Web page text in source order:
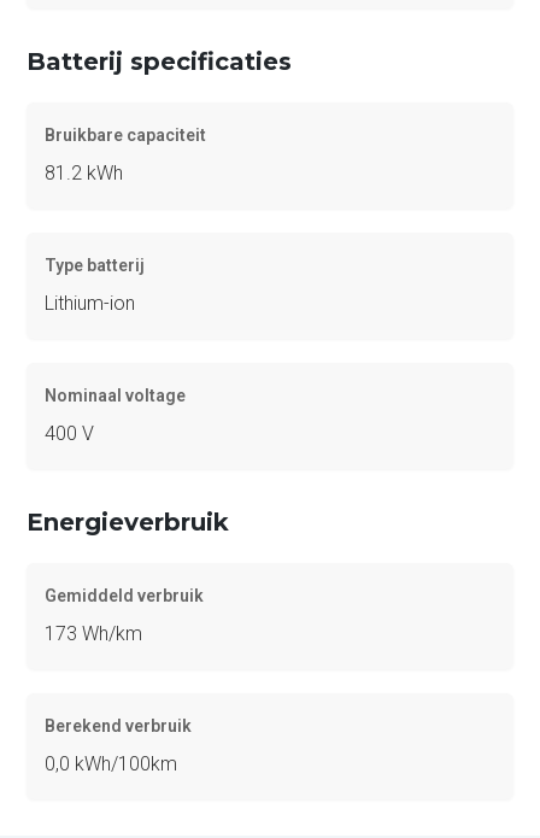
Batterij specificaties
Bruikbare capaciteit
81.2 kWh
Type batterij
Lithium-ion
Nominaal voltage
400 V
Energieverbruik
Gemiddeld verbruik
173 Wh/km
Berekend verbruik
0,0 kWh/100km